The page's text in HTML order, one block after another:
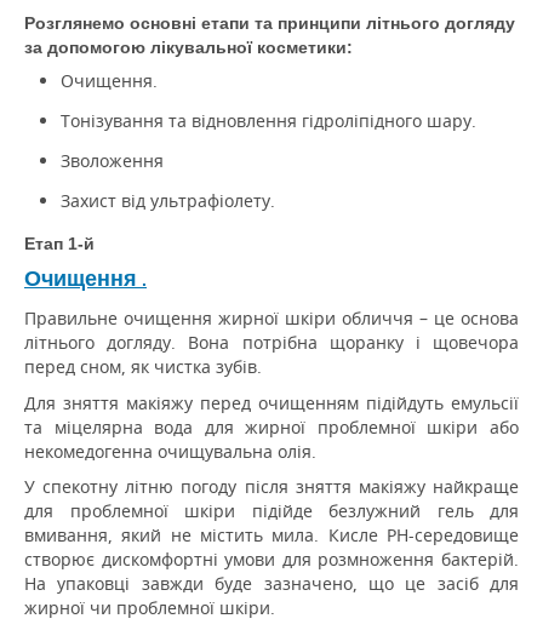
Розглянемо основні етапи та принципи літнього догляду
за допомогою лікувальної косметики:
Очищення.
Тонізування та відновлення гідроліпідного шару.
Зволоження
Захист від ультрафіолету.
Етап 1-й
Очищення .
Правильне очищення жирної шкіри обличчя – це основа
літнього догляду. Вона потрібна щоранку і щовечора
перед сном, як чистка зубів.
Для зняття макіяжу перед очищенням підійдуть емульсії
та міцелярна вода для жирної проблемної шкіри або
некомедогенна очищувальна олія.
У спекотну літню погоду після зняття макіяжу найкраще
для проблемної шкіри підійде безлужний гель для
вмивання, який не містить мила. Кисле PH-середовище
створює дискомфортні умови для розмноження бактерій.
На упаковці завжди буде зазначено, що це засіб для
жирної чи проблемної шкіри.